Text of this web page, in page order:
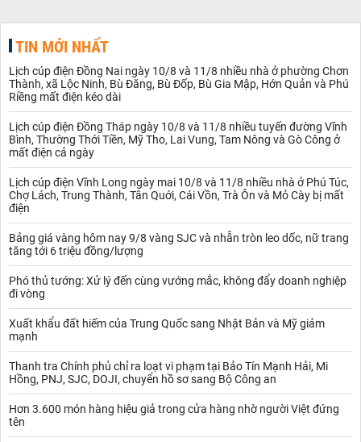
TIN MỚI NHẤT
Lịch cúp điện Đồng Nai ngày 10/8 và 11/8 nhiều nhà ở phường Chơn
Thành, xã Lộc Ninh, Bù Đăng, Bù Đốp, Bù Gia Mập, Hớn Quản và Phú
Riềng mất điện kéo dài
Lịch cúp điện Đồng Tháp ngày 10/8 và 11/8 nhiều tuyến đường Vĩnh
Bình, Thường Thới Tiền, Mỹ Tho, Lai Vung, Tam Nông và Gò Công ở
mất điện cả ngày
Lịch cúp điện Vĩnh Long ngày mai 10/8 và 11/8 nhiều nhà ở Phú Túc,
Chợ Lách, Trung Thành, Tân Quới, Cái Vồn, Trà Ôn và Mỏ Cày bị mất
điện
Bảng giá vàng hôm nay 9/8 vàng SJC và nhẫn tròn leo dốc, nữ trang
tăng tới 6 triệu đồng/lượng
Phó thủ tướng: Xử lý đến cùng vướng mắc, không đẩy doanh nghiệp
đi vòng
Xuất khẩu đất hiếm của Trung Quốc sang Nhật Bản và Mỹ giảm
mạnh
Thanh tra Chính phủ chỉ ra loạt vi phạm tại Bảo Tín Mạnh Hải, Mi
Hồng, PNJ, SJC, DOJI, chuyển hồ sơ sang Bộ Công an
Hơn 3.600 món hàng hiệu giả trong cửa hàng nhờ người Việt đứng
tên